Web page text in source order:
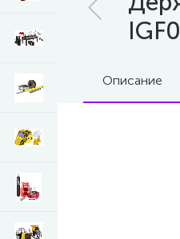
Описание